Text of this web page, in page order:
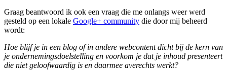
Graag beantwoord ik ook een vraag die me onlangs weer werd
gesteld op een lokale Google+ community die door mij beheerd
wordt:
Hoe blijf je in een blog of in andere webcontent dicht bij de kern van
je ondernemingsdoelstelling en voorkom je dat je inhoud presenteert
die niet geloofwaardig is en daarmee averechts werkt?